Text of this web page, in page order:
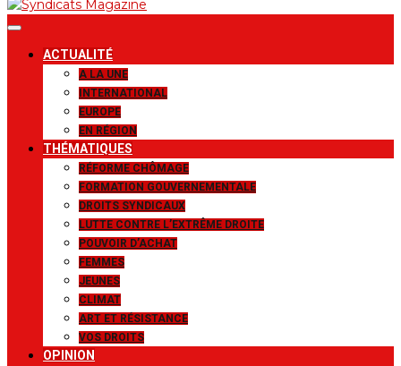
Syndicats
Magazine
Le magazine de la FGTB
ACTUALITÉ
A LA UNE
INTERNATIONAL
EUROPE
EN RÉGION
THÉMATIQUES
RÉFORME CHÔMAGE
FORMATION GOUVERNEMENTALE
DROITS SYNDICAUX
LUTTE CONTRE L’EXTRÊME DROITE
POUVOIR D’ACHAT
FEMMES
JEUNES
CLIMAT
ART ET RÉSISTANCE
VOS DROITS
OPINION